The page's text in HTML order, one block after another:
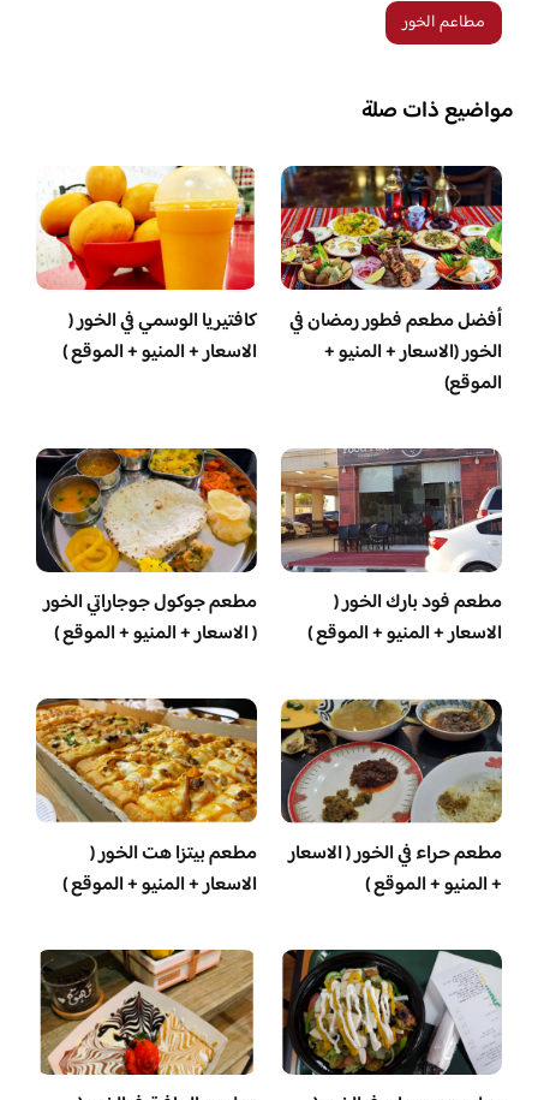
مطاعم الخور
مواضيع ذات صلة
أفضل مطعم فطور رمضان في
الخور (الاسعار + المنيو +
الموقع)
كافتيريا الوسمي في الخور (
الاسعار + المنيو + الموقع )
مطعم فود بارك الخور (
الاسعار + المنيو + الموقع )
مطعم جوكول جوجاراتي الخور
( الاسعار + المنيو + الموقع )
مطعم حراء في الخور ( الاسعار
+ المنيو + الموقع )
مطعم بيتزا هت الخور (
الاسعار + المنيو + الموقع )